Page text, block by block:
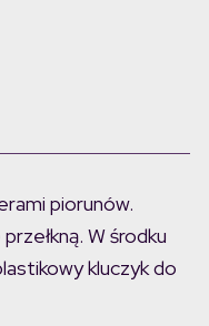
piorunów.
W środku
kluczyk do